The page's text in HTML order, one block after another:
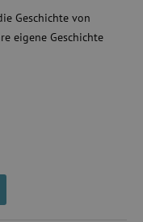
Geschichte von
eigene Geschichte